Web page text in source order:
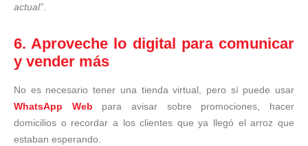
actual”
6. Aproveche lo digital para comunicar
y vender más
No es necesario tener una tienda virtual, pero sí puede usar
WhatsApp Web para avisar sobre promociones, hacer
domicilios o recordar a los clientes que ya llegó el arroz que
estaban esperando.